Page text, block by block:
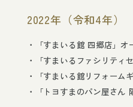
2022年（令和4年）
「すまいる館 四郷店」オ
「すまいるファシリティ
「すまいる館リフォーム
「トヨすまのパン屋さ